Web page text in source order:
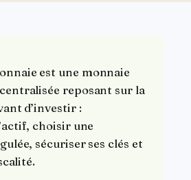
est une monnaie
reposant sur la
d’investir :
choisir une
sécuriser ses clés et